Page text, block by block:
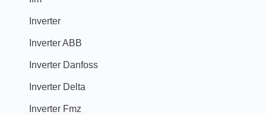
Inverter
Inverter ABB
Inverter Danfoss
Inverter Delta
Inverter Fmz